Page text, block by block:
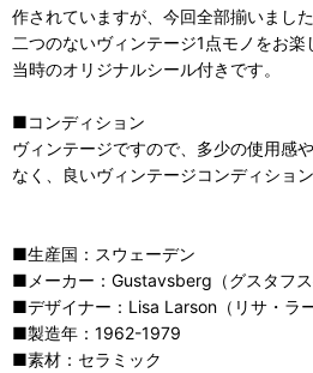
作されていますが、今回全部揃いました
二つのないヴィンテージ1点モノをお楽
当時のオリジナルシール付きです。
■コンディション
ヴィンテージですので、多少の使用感
なく、良いヴィンテージコンディション
■生産国：スウェーデン
■メーカー：Gustavsberg（グスタフス
■デザイナー：Lisa Larson（リサ・ラー
■製造年：1962-1979
■素材：セラミック